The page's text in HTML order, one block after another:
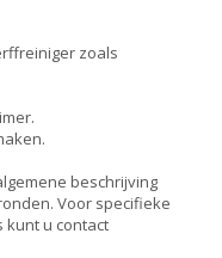
zoals
beschrijving
Voor specifieke
u contact